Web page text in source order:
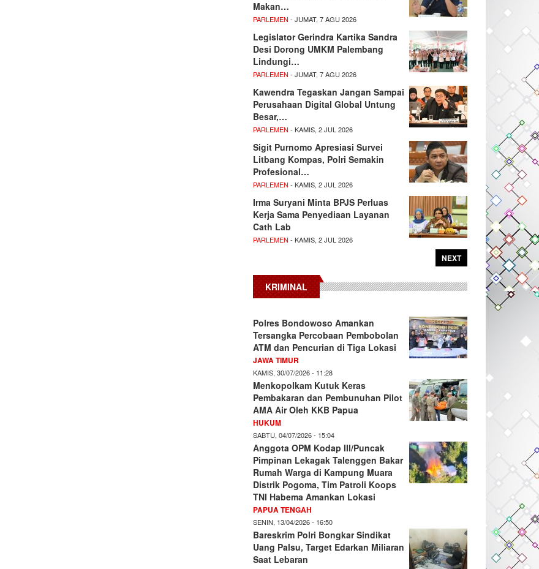
Makan…
PARLEMEN - JUMAT, 7 AGU 2026
Legislator Gerindra Kartika Sandra
Desi Dorong UMKM Palembang
Lindungi…
PARLEMEN - JUMAT, 7 AGU 2026
Kawendra Tegaskan Jangan Sampai
Perusahaan Digital Global Untung
Besar,…
PARLEMEN - KAMIS, 2 JUL 2026
Sigit Purnomo Apresiasi Survei
Litbang Kompas, Polri Semakin
Profesional…
PARLEMEN - KAMIS, 2 JUL 2026
Irma Suryani Minta BPJS Perluas
Kerja Sama Penyediaan Layanan
Cath Lab
PARLEMEN - KAMIS, 2 JUL 2026
NEXT
KRIMINAL
Polres Bondowoso Amankan
Tersangka Percobaan Pembobolan
ATM dan Pencurian di Tiga Lokasi
JAWA TIMUR
KAMIS, 30/07/2026 - 11:28
Menkopolkam Kutuk Keras
Pembakaran dan Pembunuhan Pilot
AMA Air Oleh KKB Papua
HUKUM
SABTU, 04/07/2026 - 15:04
Anggota OPM Kodap III/Puncak
Pimpinan Lekagak Talenggen Bakar
Rumah Warga di Kampung Muara
Distrik Pogoma, Tim Patroli Koops
TNI Habema Amankan Lokasi
PAPUA TENGAH
SENIN, 13/04/2026 - 16:50
Bareskrim Polri Bongkar Sindikat
Uang Palsu, Target Edarkan Miliaran
Saat Lebaran